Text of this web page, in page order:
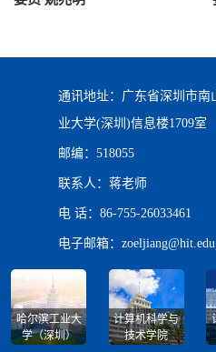
通讯地址：广东省深圳市南
业大学(深圳)信息楼1709室
邮编：518055
联系人：蒋老师
电 话：86-755-26033461
电子邮箱：
哈尔滨工业大
学（深圳）
计算机科学与
技术学院